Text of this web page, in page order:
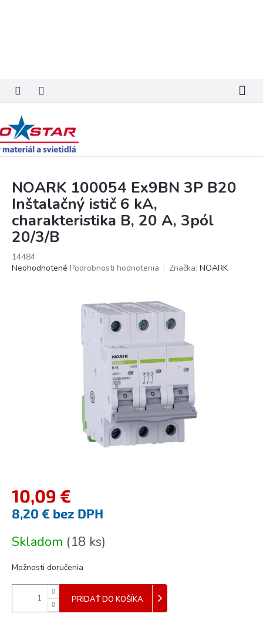
NOARK 100054 Ex9BN 3P B20
Inštalačný istič 6 kA,
charakteristika B, 20 A, 3pól
20/3/B
14484
Priemerné
Neohodnotené Podrobnosti hodnotenia Značka: NOARK
10,09 €
8,20 € bez DPH
cena:
Skladom (18 ks)
Možnosti doručenia
PRIDAŤ DO KOŠÍKA